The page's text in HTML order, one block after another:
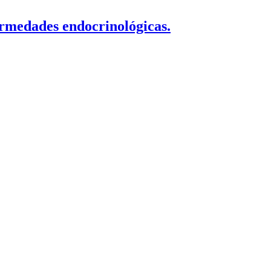
endocrinológicas.